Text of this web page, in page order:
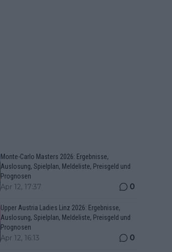
Monte-Carlo Masters 2026: Ergebnisse,
Auslosung, Spielplan, Meldeliste, Preisgeld und
Prognosen
Apr 12, 17:37 0
Upper Austria Ladies Linz 2026: Ergebnisse,
Auslosung, Spielplan, Meldeliste, Preisgeld und
Prognosen
Apr 12, 16:13 0